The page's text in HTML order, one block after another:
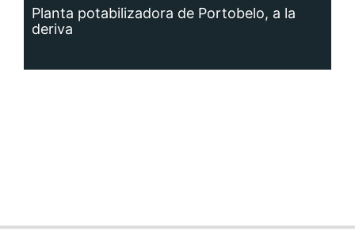
Planta potabilizadora de Portobelo, a la
deriva